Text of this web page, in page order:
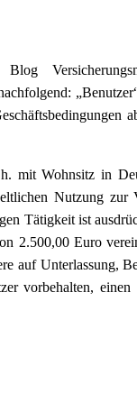
mit Wohnsitz in
Nutzung
Tätigkeit ist
2.500,00 Euro
auf Unterlassung,
vorbehalten, einen